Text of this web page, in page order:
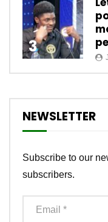
3
NEWSLETTER
Subscribe to our
subscribers.